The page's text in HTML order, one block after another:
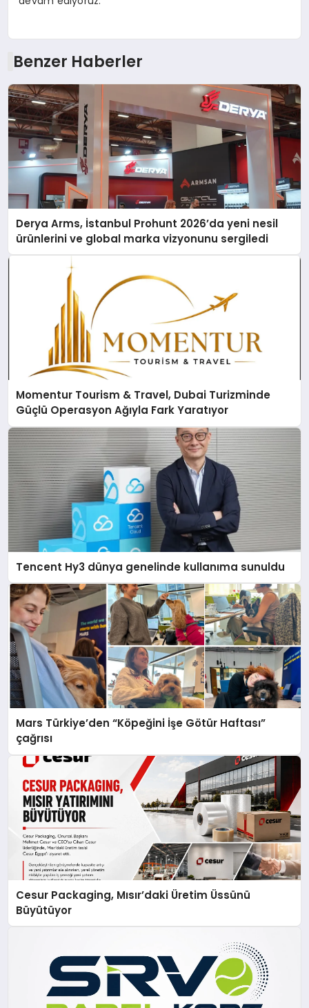
Benzer Haberler
Derya Arms, İstanbul Prohunt 2026’da yeni nesil
ürünlerini ve global marka vizyonunu sergiledi
Momentur Tourism & Travel, Dubai Turizminde
Güçlü Operasyon Ağıyla Fark Yaratıyor
Tencent Hy3 dünya genelinde kullanıma sunuldu
Mars Türkiye’den “Köpeğini İşe Götür Haftası”
çağrısı
Cesur Packaging, Mısır’daki Üretim Üssünü
Büyütüyor